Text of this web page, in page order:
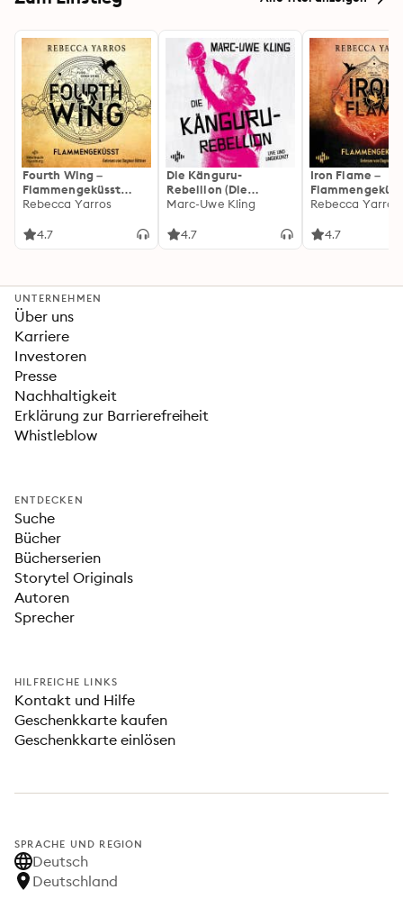
Fourth Wing –
Flammengeküsst
(Flammengeküsst-
Rebecca Yarros
4.7
Die Känguru-
Rebellion (Die
Känguru-Werke 5)
Marc-Uwe Kling
4.7
Iron Flame –
heißersehnte
Rebecca Yarros
4.7
UNTERNEHMEN
Über uns
Karriere
Investoren
Presse
Nachhaltigkeit
Erklärung zur Barrierefreiheit
Whistleblow
ENTDECKEN
Suche
Bücher
Bücherserien
Storytel Originals
Autoren
Sprecher
HILFREICHE LINKS
Kontakt und Hilfe
Geschenkkarte kaufen
Geschenkkarte einlösen
SPRACHE UND REGION
Deutsch
Deutschland